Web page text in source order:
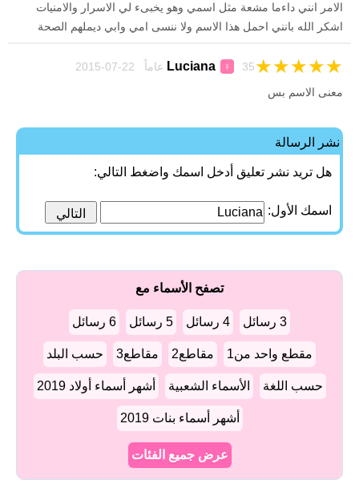
الامر انني داءما مشعة مثل اسمي وهو يخبىء لي الاسرار والامنيات
اشكر الله بانني احمل هذا الاسم ولا ننسى امي وابي ديملهم الصحة
Luciana ♀ 35 عاماً 22-07-2015 ★
★
★
★
★
معنى الاسم بس
نشر الرسالة
هل تريد نشر تعليق أدخل اسمك واضغط التالي:
اسمك الأول:
تصفح الأسماء مع
3 رسائل 4 رسائل 5 رسائل 6 رسائل
مقطع واحد من1 مقاطع2 مقاطع3 حسب البلد
حسب اللغة الأسماء الشعبية أشهر أسماء أولاد 2019
أشهر أسماء بنات 2019
عرض جميع الفئات